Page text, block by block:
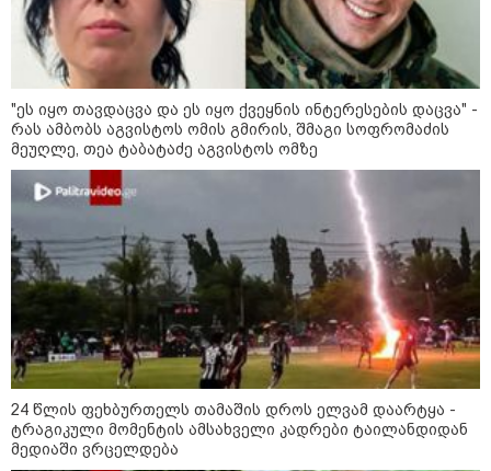
15:49 / 06-08-2026
შეიძინე ალდაგის სამოგზაურო დაზღვევა და
მიიღე გაორმაგებული ინტერნეტი
საზოგადოება
"ეს იყო თავდაცვა და ეს იყო ქვეყნის ინტერესების დაცვა" -
რას ამბობს აგვისტოს ომის გმირის, შმაგი სოფრომაძის
მეუღლე, თეა ტაბატაძე აგვისტოს ომზე
24 წლის ფეხბურთელს თამაშის დროს ელვამ დაარტყა -
ტრაგიკული მომენტის ამსახველი კადრები ტაილანდიდან
მედიაში ვრცელდება